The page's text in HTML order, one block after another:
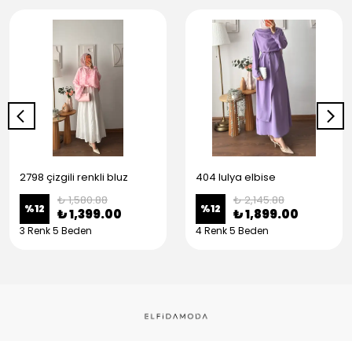
2798 çizgili renkli bluz
%12
₺ 1,580.88
₺ 1,399.00
3 Renk 5 Beden
404 lulya elbise
%12
₺ 2,145.88
₺ 1,899.00
4 Renk 5 Beden